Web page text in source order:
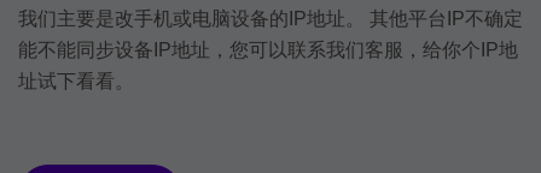
我们主要是改手机或电脑设备的IP地址。 其他平台IP不确定
能不能同步设备IP地址，您可以联系我们客服，给你个IP地
址试下看看。